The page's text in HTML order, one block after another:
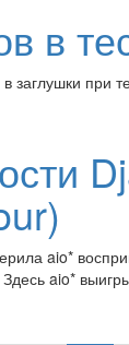
в
заглушки при
aio*
aio*